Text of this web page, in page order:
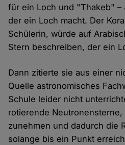
für ein Loch und "Thakeb" – ثَّاقِبُ – sei derjenige,
der ein Loch macht. Der
Schülerin, würde auf
Stern beschreiben, der ein
Dann zitierte sie aus einer
Quelle astronomisches
Schule leider nicht
rotierende
zunehmen und dadurch die
solange bis ein Punkt